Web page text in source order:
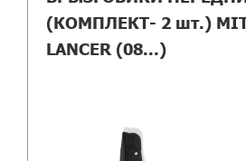
(КОМПЛЕКТ- 2 шт.)
LANCER (08...)